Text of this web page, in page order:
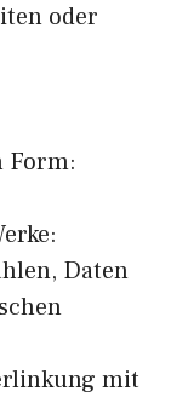
oder
Form:
Daten
mit